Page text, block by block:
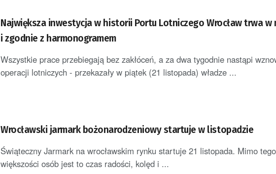
Największa inwestycja w historii Portu Lotniczego Wrocław trwa w
i zgodnie z harmonogramem
Wszystkie prace przebiegają bez zakłóceń, a za dwa tygodnie nastąpi
operacji lotniczych - przekazały w piątek (21 listopada) władze ...
Wrocławski jarmark bożonarodzeniowy startuje w listopadzie
Świąteczny Jarmark na wrocławskim rynku startuje 21 listopada. Mimo
większości osób jest to czas radości, kolęd i ...